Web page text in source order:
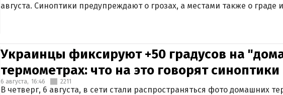
августа. Синоптики предупреждают о грозах, а местами также о граде
Украинцы фиксируют +50 градусов на
термометрах: что на это говорят синоптики
6 августа, 16:46 2211
В четверг, 6 августа, в сети стали распространяться фото домашних